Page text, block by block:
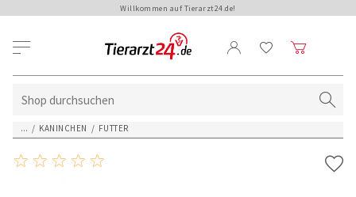
Willkommen auf Tierarzt24.de!
... / KANINCHEN / FUTTER